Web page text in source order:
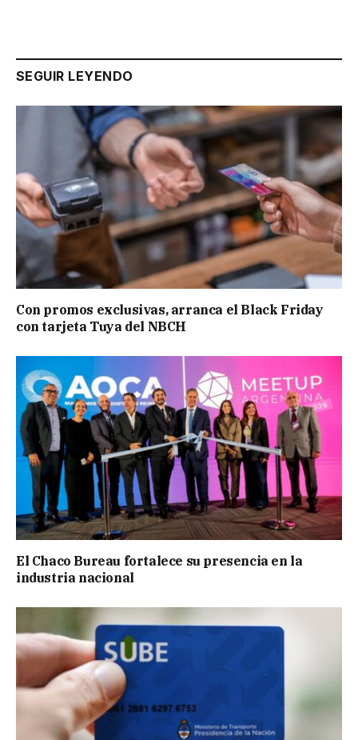
SEGUIR LEYENDO
Con promos exclusivas, arranca el Black Friday
con tarjeta Tuya del NBCH
El Chaco Bureau fortalece su presencia en la
industria nacional